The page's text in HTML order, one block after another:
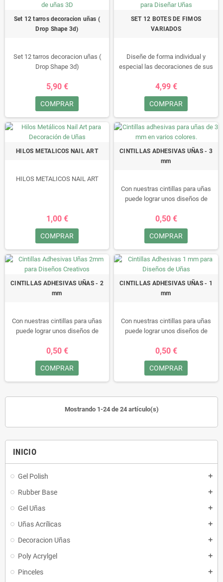
INICIO
Gel Polish add
Rubber Base add
Gel Uñas add
Uñas Acrílicas add
Decoracion Uñas add
Poly Acrylgel add
Pinceles add
Set 12 tarros decoracion uñas (
Drop Shape 3d)
Set 12 tarros decoracion uñas (
Drop Shape 3d)
5,90 €
COMPRAR
SET 12 BOTES DE FIMOS
VARIADOS
Diseñe de forma individual y
especial las decoraciones de sus
amplia paleta de colores y de
modelos le fascinará y no le será
fácil elegir.
4,99 €
COMPRAR
HILOS METALICOS NAIL ART
HILOS METALICOS NAIL ART
1,00 €
COMPRAR
CINTILLAS ADHESIVAS UÑAS - 3
mm
Con nuestras cintillas para uñas
puede lograr unos diseños de
variedad de colores todos sus
deseos se harán realidad. Nuestrs
cintas autas-adhesivo y hacen
hermosas tiras decorativas para
profesionales de decoracion de
uñas.
0,50 €
COMPRAR
CINTILLAS ADHESIVAS UÑAS - 2
mm
Con nuestras cintillas para uñas
puede lograr unos diseños de
variedad de colores todos sus
deseos se harán realidad. Nuestrs
cintas autas-adhesivo y hacen
hermosas tiras decorativas para
0,50 €
COMPRAR
CINTILLAS ADHESIVAS UÑAS - 1
mm
Con nuestras cintillas para uñas
puede lograr unos diseños de
variedad de colores todos sus
deseos se harán realidad. Nuestrs
cintas autas-adhesivo y hacen
hermosas tiras decorativas para
0,50 €
COMPRAR
Mostrando 1-24 de 24 artículo(s)